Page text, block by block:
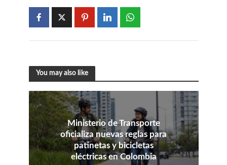
You may also like
Ministerio de Transporte
oficializa nuevas reglas para
patinetas y bicicletas
eléctricas en Colombia